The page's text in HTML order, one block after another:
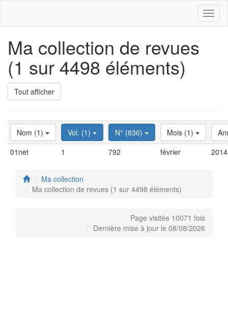
Ma collection de revues
(1 sur 4498 éléments)
Tout afficher
Nom (1) Vol. (1) N° (836) Mois (1)
01net
1 792 février 2014
Ma collection
Ma collection de revues (1 sur 4498 éléments)
Page visitée 10071 fois
Dernière mise à jour le 08/08/2026